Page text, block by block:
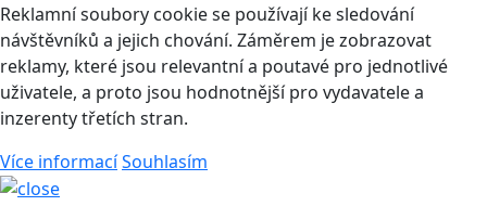
Reklamní soubory cookie se používají ke sledování
návštěvníků a jejich chování. Záměrem je zobrazovat
reklamy, které jsou relevantní a poutavé pro jednotlivé
uživatele, a proto jsou hodnotnější pro vydavatele a
inzerenty třetích stran.
Více informacíSouhlasím